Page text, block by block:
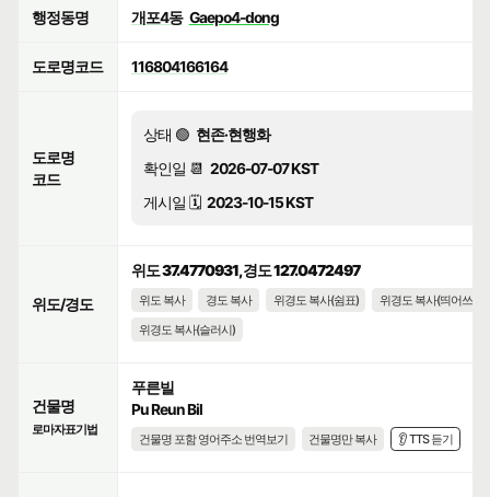
행정동명 개포4동 Gaepo4-dong
도로명코드 116804166164
도로명
코드
상태 🟢 현존·현행화
확인일 📆 2026-07-07 KST
게시일 🗓️ 2023-10-15 KST
위도/경도
위도 37.4770931, 경도 127.0472497
위도 복사 경도 복사 위경도 복사(쉼표)
위경도 복사(띄어쓰기)
위경도 복사(슬러시)
건물명
로마자표기법
푸른빌
Pu Reun Bil
건물명 포함 영어주소 번역보기 건물명만 복사 👂 TTS 듣기